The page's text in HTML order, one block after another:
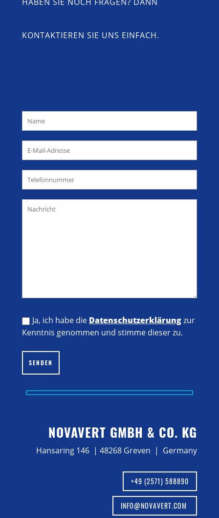
KONTAKTIEREN SIE UNS EINFACH.
Ja, ich habe die Datenschutzerklärungzur
Kenntnis genommen und stimme dieser zu.
Bitte lasse dieses Feld leer.
SENDEN
NOVAVERT GMBH & CO. KG
Hansaring 146 | 48268 Greven | Germany
+49 (2571) 588890
INFO@NOVAVERT.COM